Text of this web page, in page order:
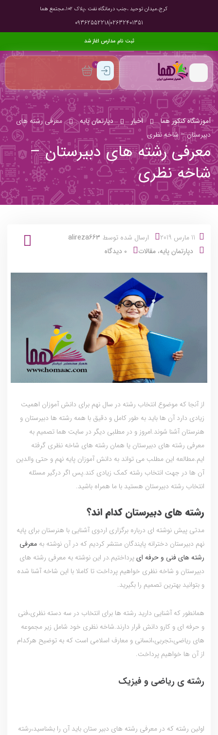
کرج،میدان توحید ،جنب درمانگاه نفت ،پلاک ۱۰۲،مجتمع هما
02632401351
09362552218
ثبت نام مدارس اغاز شد
0
آموزشگاه کنکور هما اخبار دپارتمان پایه
معرفی رشته های
دبیرستان – شاخه نظری
معرفی رشته های دبیرستان –
شاخه نظری
11 مارس 2019 ارسال شده توسط alireza663
دپارتمان پایه، مقالات 0 دیدگاه
از آنجا که موضوع انتخاب رشته در سال نهم برای دانش آموزان اهمیت
زیادی دارد آن ها باید به طور کامل و دقیق با همه رشته ها دبیرستان و
هنرستان آشنا شوند.امروز و در مطلبی دیگر در سایت هما تصمیم به
معرفی رشته های دبیرستان یا همان رشته های شاخه نظری گرفته
ایم.مطالعه این مطلب می تواند به دانش آموزان پایه نهم و حتی والدین
آن ها در جهت انتخاب رشته کمک زیادی کند.پس اگر درگیر مسئله
انتخاب رشته دبیرستان هستید با ما همراه باشید.
رشته های دبیرستان کدام اند؟
مدتی پیش نوشته ای درباره برگزاری اردوی آشنایی با هنرستان برای پایه
نهم دبیرستان دخترانه پایندگان منتشر کردیم که در آن نوشته به معرفی
رشته های فنی و حرفه ایپرداختیم.در این نوشته به معرفی رشته های
دبیرستان و شاخه نظری خواهیم پرداخت تا کاملا با این شاخه آشنا شده
و بتوانید بهترین تصمیم را بگیرید.
همانطور که آشنایی دارید رشته ها برای انتخاب در سه دسته نظری،فنی
و حرفه ای و کارو دانش قرار دارند.شاخه نظری خود شامل زیر مجموعه
های ریاضی،تجربی،انسانی و معارف اسلامی است که به توضیح هرکدام
از آن ها خواهیم پرداخت.
رشته ی ریاضی و فیزیک
اولین رشته که در معرفی رشته های دبیر ستان باید آن را بشناسید،رشته